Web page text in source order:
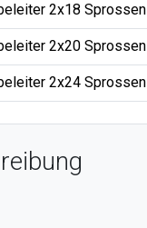
2x18 Sprossen
2x20 Sprossen
2x24 Sprossen